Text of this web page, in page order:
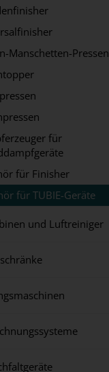
Manschetten-Pressen
für
für Finisher
für TUBIE-Geräte
und Luftreiniger